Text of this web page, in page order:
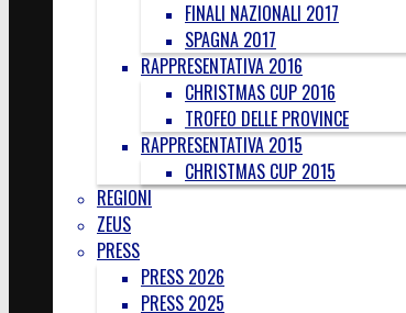
FINALI NAZIONALI 2017
SPAGNA 2017
RAPPRESENTATIVA 2016
CHRISTMAS CUP 2016
TROFEO DELLE PROVINCE
RAPPRESENTATIVA 2015
CHRISTMAS CUP 2015
REGIONI
ZEUS
PRESS
PRESS 2026
PRESS 2025